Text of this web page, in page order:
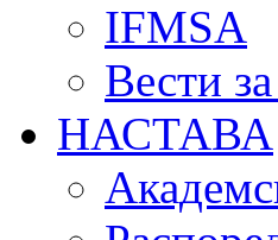
IFMSA
Вести
НАСТАВА